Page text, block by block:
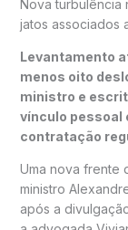
Nova turbulência
jatos associados
Levantamento
menos oito
ministro e
vínculo pessoal
contratação
Uma nova frente
ministro
após a